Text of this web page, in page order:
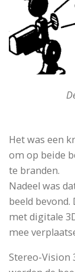
Het was een
om op beide
te branden.
Nadeel was
beeld
met digitale
mee
Stereo-Vision